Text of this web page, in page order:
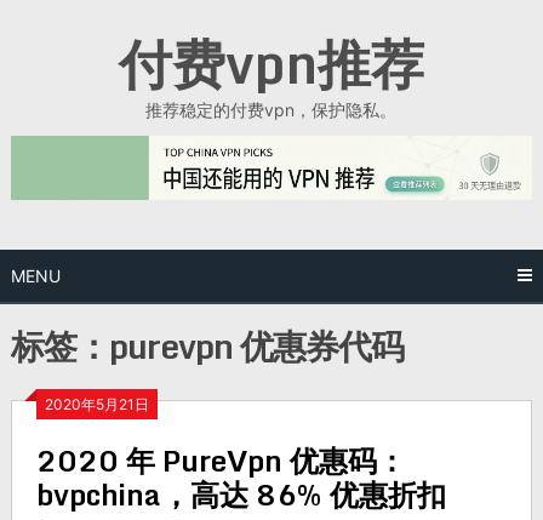
付费vpn推荐
推荐稳定的付费vpn，保护隐私。
MENU
标签：purevpn 优惠券代码
2020年5月21日
2020 年 PureVpn 优惠码：
bvpchina，高达 86% 优惠折扣